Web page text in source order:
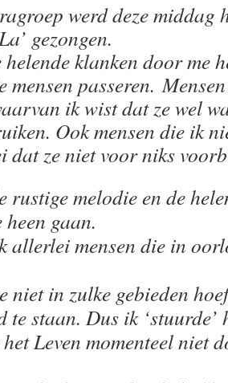
werd deze middag
gezongen.
klanken door me
mensen passeren.
ik wist dat ze wel
Ook mensen die ik
dat ze niet voor niks
rustige melodie en de
gaan.
allerlei mensen die in
niet in zulke gebieden
te staan. Dus ik
Leven momenteel niet